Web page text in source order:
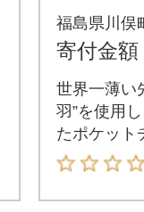
フ(加賀
レッド
福島県川俣
寄付金額
世界一薄い
羽”を使用
たポケット